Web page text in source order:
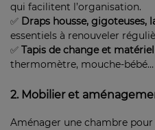
qui facilitent l’organisation.
✅ Draps housse, gigoteuses,
essentiels à renouveler
✅ Tapis de change et
thermomètre, mouche-bébé…
2. Mobilier et
Aménager une chambre